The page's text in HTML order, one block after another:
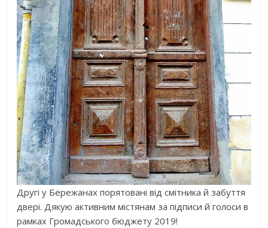
Другі у Бережанах порятовані від смітника й забуття
двері. Дякую активним містянам за підписи й голоси в
рамках Громадського бюджету 2019!